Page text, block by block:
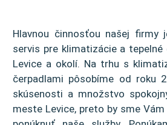
Hlavnou činnosťou našej firmy
servis pre klimatizácie a
Levice a okolí. Na trhu s
čerpadlami pôsobíme od roku
skúsenosti a množstvo
meste Levice, preto by sme